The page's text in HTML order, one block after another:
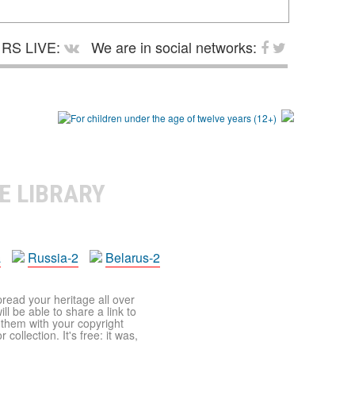
RS LIVE:
We are in social networks:
LIBRARY
Russia-2 Belarus-2
your heritage all over
be able to share a link to
with your copyright
collection. It's free: it was,